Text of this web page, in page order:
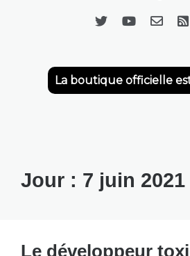
La boutique officielle
Jour : 7 juin 2021
Le développeur